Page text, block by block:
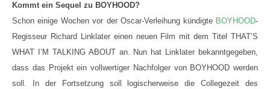
Kommt ein Sequel zu BOYHOOD?
Schon einige Wochen vor der Oscar-Verleihung kündigte BOYHOOD-
Regisseur Richard Linklater einen neuen Film mit dem Titel THAT’S
WHAT I’M TALKING ABOUT an. Nun hat Linklater bekanntgegeben,
dass das Projekt ein vollwertiger Nachfolger von BOYHOOD werden
soll. In der Fortsetzung soll logischerweise die Collegezeit des